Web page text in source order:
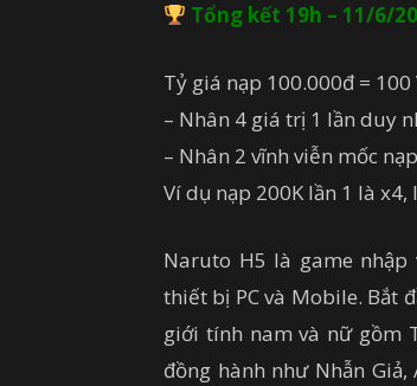
Tổng kết 19h – 11/6/
Tỷ giá nạp 100.000đ = 100
– Nhân 4 giá trị 1 lần duy
– Nhân 2 vĩnh viễn mốc
Ví dụ nạp 200K lần 1 là
Naruto H5 là game
thiết bị PC và Mobile. Bắt
giới tính nam và nữ gồm
đồng hành như Nhẫn